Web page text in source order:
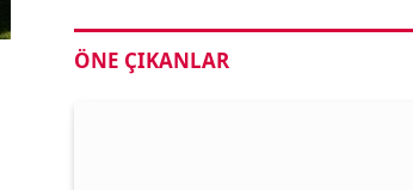
ÖNE ÇIKANLAR